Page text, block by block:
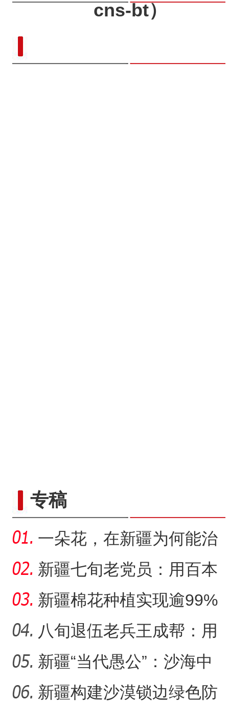
cns-bt）
专稿
一朵花，在新疆为何能治
沙又致富？
新疆七旬老党员：用百本
日记记录村子半个多世纪
变
新疆棉花种植实现逾99%
机械化播种
八旬退伍老兵王成帮：用
半生光阴为城市披绿装
新疆“当代愚公”：沙海中
41载“凿”34公里“绿色
新疆构建沙漠锁边绿色防